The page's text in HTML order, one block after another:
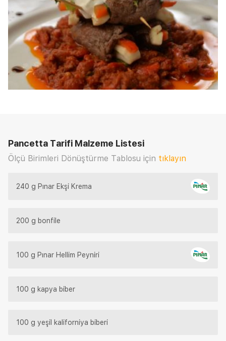
Pancetta Tarifi Malzeme Listesi
Ölçü Birimleri Dönüştürme Tablosu için tıklayın
240 g Pınar Ekşi Krema
200 g bonfile
100 g Pınar Hellim Peyniri
100 g kapya biber
100 g yeşil kaliforniya biberi